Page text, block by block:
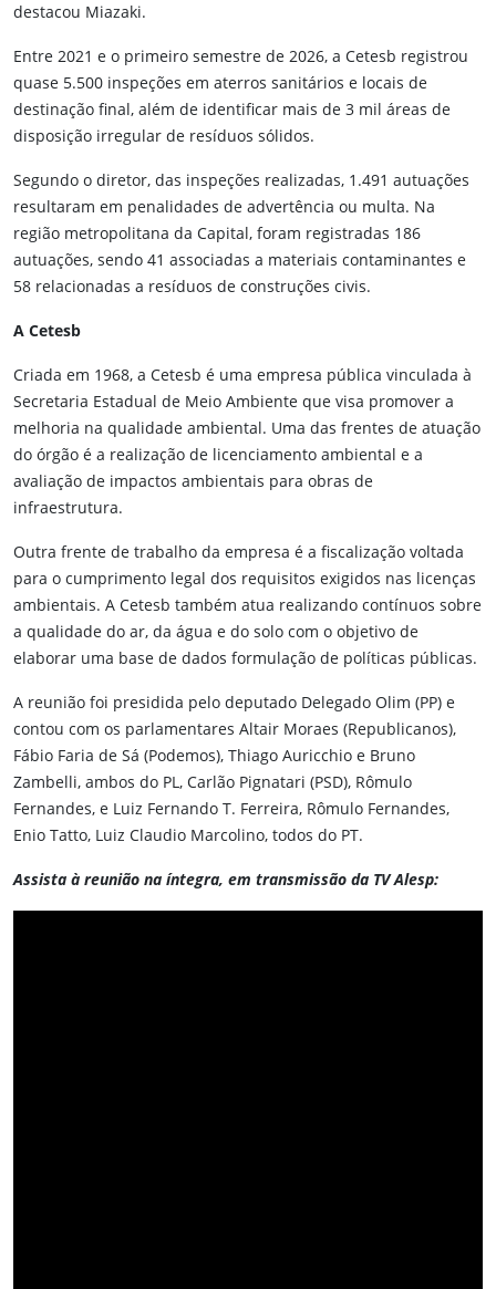
destacou Miazaki.
Entre 2021 e o primeiro semestre de 2026, a Cetesb registrou
quase 5.500 inspeções em aterros sanitários e locais de
destinação final, além de identificar mais de 3 mil áreas de
disposição irregular de resíduos sólidos.
Segundo o diretor, das inspeções realizadas, 1.491 autuações
resultaram em penalidades de advertência ou multa. Na
região metropolitana da Capital, foram registradas 186
autuações, sendo 41 associadas a materiais contaminantes e
58 relacionadas a resíduos de construções civis.
A Cetesb
Criada em 1968, a Cetesb é uma empresa pública vinculada à
Secretaria Estadual de Meio Ambiente que visa promover a
melhoria na qualidade ambiental. Uma das frentes de atuação
do órgão é a realização de licenciamento ambiental e a
avaliação de impactos ambientais para obras de
infraestrutura.
Outra frente de trabalho da empresa é a fiscalização voltada
para o cumprimento legal dos requisitos exigidos nas licenças
ambientais. A Cetesb também atua realizando contínuos sobre
a qualidade do ar, da água e do solo com o objetivo de
elaborar uma base de dados formulação de políticas públicas.
A reunião foi presidida pelo deputado Delegado Olim (PP) e
contou com os parlamentares Altair Moraes (Republicanos),
Fábio Faria de Sá (Podemos), Thiago Auricchio e Bruno
Zambelli, ambos do PL, Carlão Pignatari (PSD), Rômulo
Fernandes, e Luiz Fernando T. Ferreira, Rômulo Fernandes,
Enio Tatto, Luiz Claudio Marcolino, todos do PT.
Assista à reunião na íntegra, em transmissão da TV Alesp: